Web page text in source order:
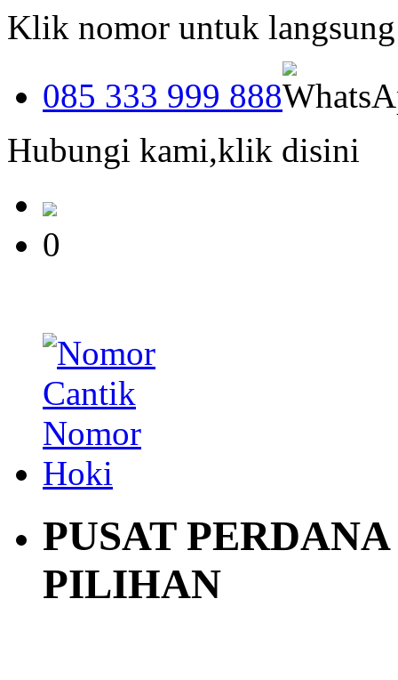
Klik nomor untuk
085 333 999 888
Hubungi kami,klik disini
0
PUSAT
PILIHAN